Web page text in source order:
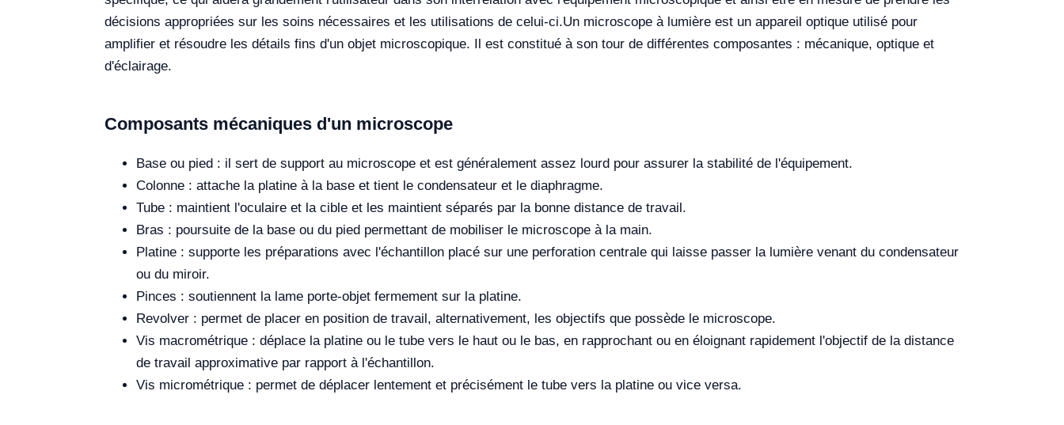
décisions appropriées sur les soins nécessaires et les utilisations de celui-ci.Un microscope à lumière est un appareil optique utilisé pour
amplifier et résoudre les détails fins d'un objet microscopique. Il est constitué à son tour de différentes composantes : mécanique, optique et
d'éclairage.
Composants mécaniques d'un microscope
Base ou pied : il sert de support au microscope et est généralement assez lourd pour assurer la stabilité de l'équipement.
Colonne : attache la platine à la base et tient le condensateur et le diaphragme.
Tube : maintient l'oculaire et la cible et les maintient séparés par la bonne distance de travail.
Bras : poursuite de la base ou du pied permettant de mobiliser le microscope à la main.
Platine : supporte les préparations avec l'échantillon placé sur une perforation centrale qui laisse passer la lumière venant du condensateur
ou du miroir.
Pinces : soutiennent la lame porte-objet fermement sur la platine.
Revolver : permet de placer en position de travail, alternativement, les objectifs que possède le microscope.
Vis macrométrique : déplace la platine ou le tube vers le haut ou le bas, en rapprochant ou en éloignant rapidement l'objectif de la distance
de travail approximative par rapport à l'échantillon.
Vis micrométrique : permet de déplacer lentement et précisément le tube vers la platine ou vice versa.